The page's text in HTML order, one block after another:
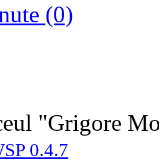
(0)
"Grigore
0.4.7